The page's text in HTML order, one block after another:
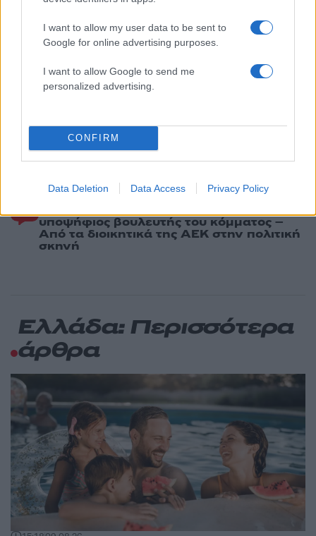
I want to allow my user data to be sent to
Google for online advertising purposes.
I want to allow Google to send me
personalized advertising.
CONFIRM
Data Deletion Data Access Privacy Policy
Γρατσία και Γαλανός μετέτρεψαν το
κίνημα σε φοβικό αρχηγικό κόμμα»
Στην Κρήτη ο Κυριάκος Μητσοτάκης,
Πού βρέθηκε το Σάββατο
Απίστευτο κι όμως αληθινό -
Χανίων επειδή κλάπηκε το μηχανάκι του
γιατρού
85 Το οικονομικό πρόγραμμα της ΕΛΑΣ που
Θεσσαλονίκη: Σχέδιο τετραετίας
73
υποψήφιος βουλευτής του κόμματος –
Από τα διοικητικά της ΑΕΚ στην πολιτική
σκηνή
Ελλάδα: Περισσότερα
άρθρα